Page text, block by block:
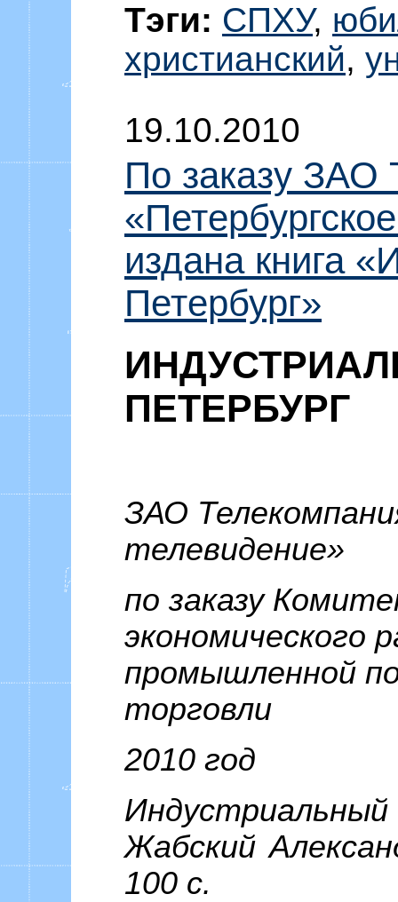
Тэги: СПХУ,
христианский,
19.10.2010
По заказу ЗАО
издана книга
Петербург»
ПЕТЕРБУРГ
ЗАО
телевидение»
по заказу
экономического
промышленной
торговли
2010 год
Жабский
100 c.